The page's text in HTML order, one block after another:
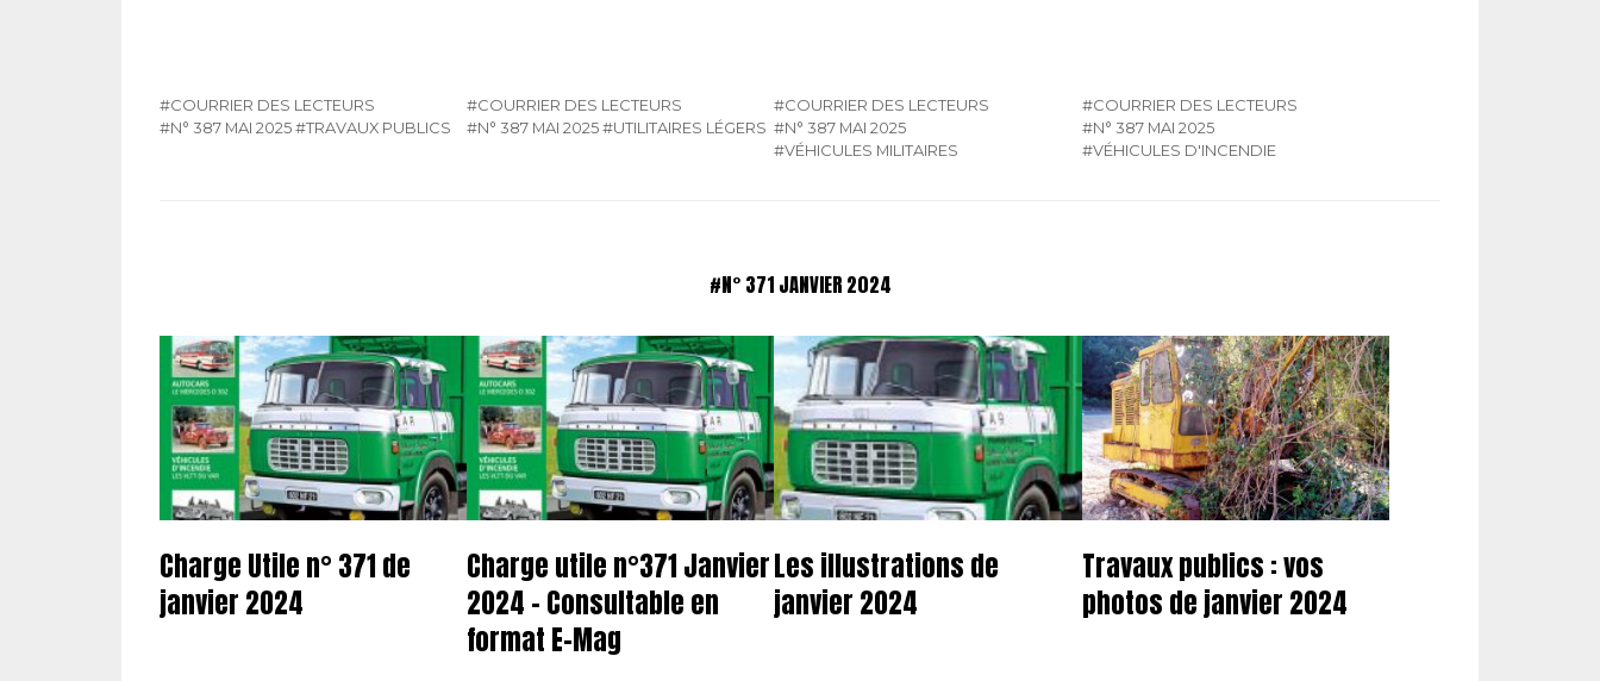
#COURRIER DES LECTEURS
#N° 387 MAI 2025#TRAVAUX PUBLICS
#COURRIER DES LECTEURS
#N° 387 MAI 2025 #UTILITAIRES LÉGERS
#COURRIER DES LECTEURS
#N° 387 MAI 2025
#VÉHICULES MILITAIRES
#COURRIER DES LECTEURS
#N° 387 MAI 2025
#VÉHICULES D'INCENDIE
#N° 371 JANVIER 2024
Charge Utile n° 371 de
janvier 2024
Charge utile n°371 Janvier
2024 – Consultable en
format E-Mag
Les illustrations de
janvier 2024
Travaux publics : vos
photos de janvier 2024